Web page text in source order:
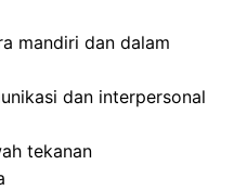
mandiri dan dalam
dan interpersonal
tekanan